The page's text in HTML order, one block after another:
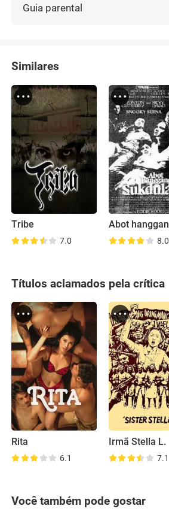
Guia parental
Similares
Tribe
7.0 8.0
Títulos aclamados pela crítica
Rita
6.1
Irmã Stella L.
7.1
Você também pode gostar